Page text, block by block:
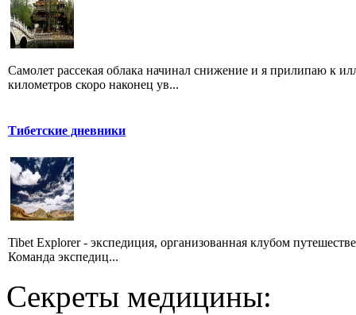
Самолет рассекая облака начинал снижение и я прилипаю к
километров скоро наконец ув...
Тибетские дневники
Tibet Explorer - экспедиция, организованная клубом
Команда экспедиц...
Секреты медицины: